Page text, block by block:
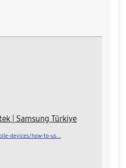
| Samsung Türkiye
devices/how-to-us...